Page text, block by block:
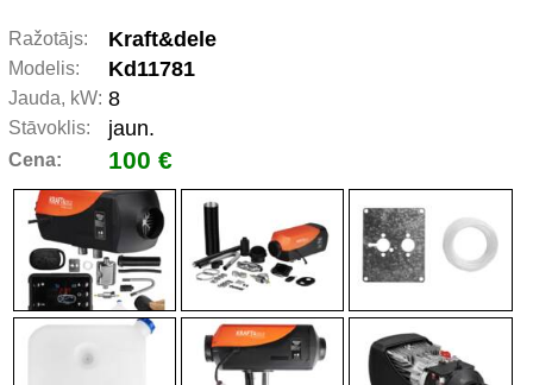
Ražotājs: Kraft&dele
Modelis: Kd11781
Jauda, kW: 8
Stāvoklis: jaun.
Cena: 100 €